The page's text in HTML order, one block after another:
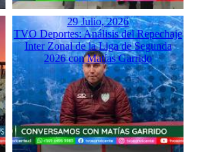
29 Julio, 2026
TVO Deportes: Análisis del Repechaje
Inter Zonal de la Liga de Segunda
2026 con Matías Garrido